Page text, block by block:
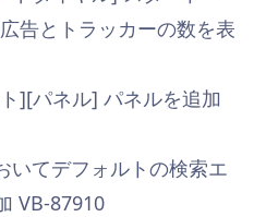
告とトラッカーの数を表
][パネル] パネルを追加
いてデフォルトの検索エ
VB-87910